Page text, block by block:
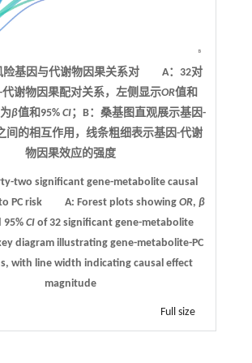
险基因与代谢物因果关系对 A：32对
代谢物因果配对关系，左侧显示OR值和
β值和95% CI；B：桑基图直观展示基因-
间的相互作用，线条粗细表示基因-代谢
物因果效应的强度
two significant gene-metabolite causal
PC riskA: Forest plots showing OR, β
95%CI of 32 significant gene-metabolite
diagram illustrating gene-metabolite-PC
with line width indicating causal effect
magnitude
Full size